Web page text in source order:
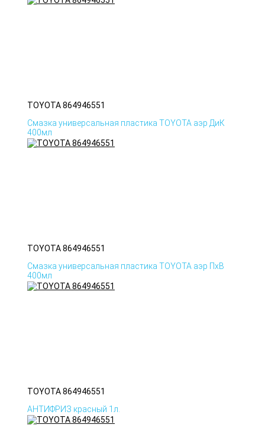
TOYOTA 864946551
Смазка универсальная пластика TOYOTA аэр ДиК
400мл
TOYOTA 864946551
Смазка универсальная пластика TOYOTA аэр ПхВ
400мл
TOYOTA 864946551
АНТИФРИЗ красный 1л.